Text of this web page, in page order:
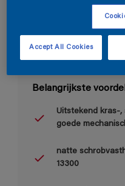
Belangrijkste
Uitstekend kras-
goede
natte
13300
Accept All Cookies